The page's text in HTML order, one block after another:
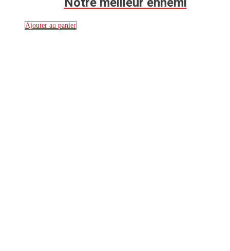
Ajouter au panier